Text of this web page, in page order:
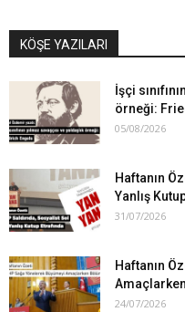
KÖŞE YAZILARI
İşçi
örneği:
05/08/2026
Haftanın
Yanlış
31/07/2026
Haftanın
24/07/2026